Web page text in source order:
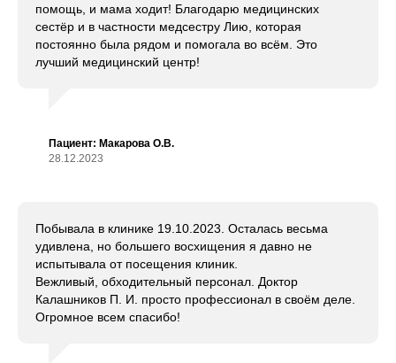
помощь, и мама ходит! Благодарю медицинских
сестёр и в частности медсестру Лию, которая
постоянно была рядом и помогала во всём. Это
лучший медицинский центр!
Пациент: Макарова О.В.
28.12.2023
Побывала в клинике 19.10.2023. Осталась весьма
удивлена, но большего восхищения я давно не
испытывала от посещения клиник.
Вежливый, обходительный персонал. Доктор
Калашников П. И. просто профессионал в своём деле.
Огромное всем спасибо!